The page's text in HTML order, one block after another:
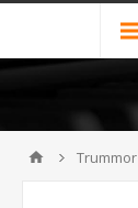
Trummor